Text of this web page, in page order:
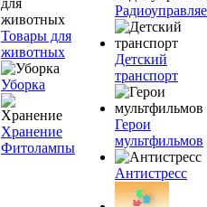
Товары для
животных
Уборка
Хранение
Фитолампы
Детский
транспорт
Герои
мультфильмов
Антистресс